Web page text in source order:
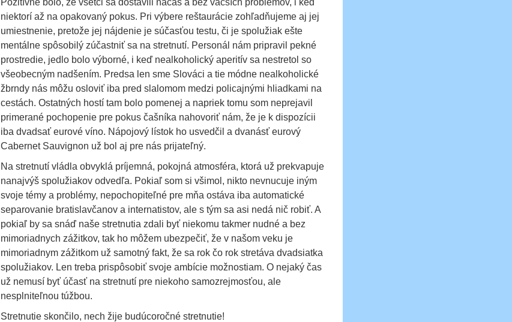
Pozitívne bolo, že všetci sa dostavili načas a bez väčších problémov, i keď
niektorí až na opakovaný pokus. Pri výbere reštaurácie zohľadňujeme aj jej
umiestnenie, pretože jej nájdenie je súčasťou testu, či je spolužiak ešte
mentálne spôsobilý zúčastniť sa na stretnutí. Personál nám pripravil pekné
prostredie, jedlo bolo výborné, i keď nealkoholický aperitív sa nestretol so
všeobecným nadšením. Predsa len sme Slováci a tie módne nealkoholické
žbrndy nás môžu osloviť iba pred slalomom medzi policajnými hliadkami na
cestách. Ostatných hostí tam bolo pomenej a napriek tomu som neprejavil
primerané pochopenie pre pokus čašníka nahovoriť nám, že je k dispozícii
iba dvadsať eurové víno. Nápojový lístok ho usvedčil a dvanásť eurový
Cabernet Sauvignon už bol aj pre nás prijateľný.
Na stretnutí vládla obvyklá príjemná, pokojná atmosféra, ktorá už prekvapuje
nanajvýš spolužiakov odvedľa. Pokiaľ som si všimol, nikto nevnucuje iným
svoje témy a problémy, nepochopiteľné pre mňa ostáva iba automatické
separovanie bratislavčanov a internatistov, ale s tým sa asi nedá nič robiť. A
pokiaľ by sa snáď naše stretnutia zdali byť niekomu takmer nudné a bez
mimoriadnych zážitkov, tak ho môžem ubezpečiť, že v našom veku je
mimoriadnym zážitkom už samotný fakt, že sa rok čo rok stretáva dvadsiatka
spolužiakov. Len treba prispôsobiť svoje ambície možnostiam. O nejaký čas
už nemusí byť účasť na stretnutí pre niekoho samozrejmosťou, ale
nesplniteľnou túžbou.
Stretnutie skončilo, nech žije budúcoročné stretnutie!